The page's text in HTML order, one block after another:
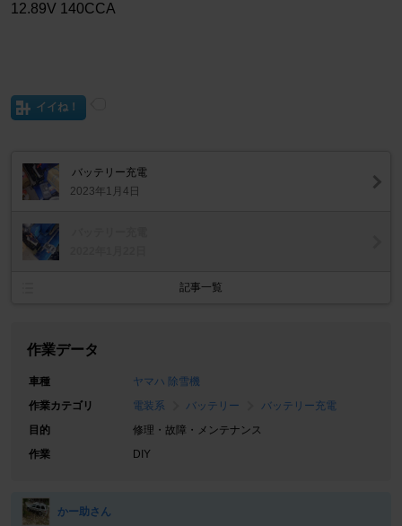
12.89V 140CCA
イイね！
バッテリー充電
2023年1月4日
記事一覧
作業データ
車種
ヤマハ 除雪機
作業カテゴリ
電装系 バッテリー
バッテリー充電
目的
修理・故障・メンテナンス
作業
DIY
かー助さん